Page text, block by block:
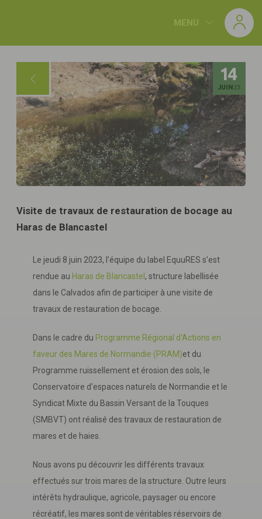
MENU
14
JUIN 23
Visite de travaux de restauration de bocage au
Haras de Blancastel
Le jeudi 8 juin 2023, l’équipe du label EquuRES s’est
rendue au Haras de Blancastel , structure labellisée
dans le Calvados afin de participer à une visite de
travaux de restauration de bocage.
Dans le cadre du Programme Régional d'Actions en
faveur des Mares de Normandie (PRAM)et du
Programme ruissellement et érosion des sols, le
Conservatoire d'espaces naturels de Normandie et le
Syndicat Mixte du Bassin Versant de la Touques
(SMBVT) ont réalisé des travaux de restauration de
mares et de haies.
Nous avons pu découvrir les différents travaux
effectués sur trois mares de la structure. Outre leurs
intérêts hydraulique, agricole, paysager ou encore
récréatif, les mares sont de véritables réservoirs de